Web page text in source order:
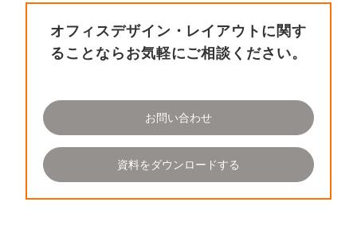
オフィスデザイン・レイアウトに関す
ることならお気軽にご相談ください。
お問い合わせ
資料をダウンロードする